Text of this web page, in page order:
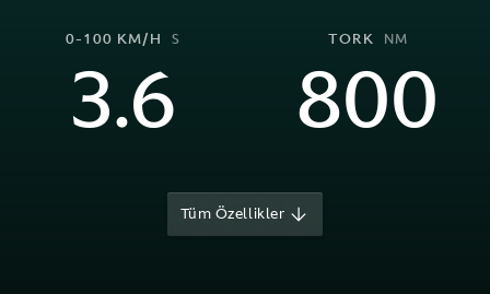
0-100 KM/H S
3.6
TORK NM
800
Tüm Özellikler